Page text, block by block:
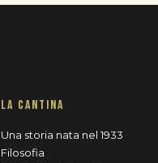
LA CANTINA
Una storia nata nel 1933
Filosofia